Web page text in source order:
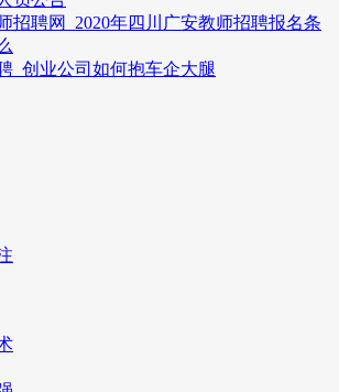
招聘网_2020年四川广安教师招聘报名条
_创业公司如何抱车企大腿